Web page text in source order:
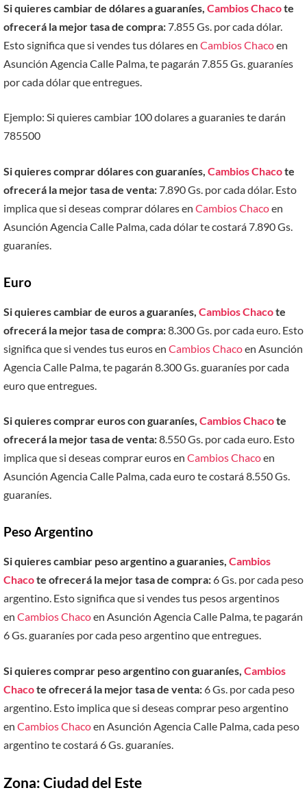
Si quieres cambiar de dólares a guaraníes, Cambios Chacote
ofrecerá la mejor tasa de compra:7.855 Gs. por cada dólar.
Esto significa que si vendes tus dólares en Cambios Chacoen
Asunción Agencia Calle Palma, te pagarán 7.855 Gs. guaraníes
por cada dólar que entregues.
Ejemplo: Si quieres cambiar 100 dolares a guaranies te darán
785500
Si quieres comprar dólares con guaraníes, Cambios Chacote
ofrecerá la mejor tasa de venta:7.890 Gs. por cada dólar. Esto
implica que si deseas comprar dólares en Cambios Chacoen
Asunción Agencia Calle Palma, cada dólar te costará 7.890 Gs.
guaraníes.
Euro
Si quieres cambiar de euros a guaraníes, Cambios Chacote
ofrecerá la mejor tasa de compra:8.300 Gs. por cada euro. Esto
significa que si vendes tus euros en Cambios Chacoen Asunción
Agencia Calle Palma, te pagarán 8.300 Gs. guaraníes por cada
euro que entregues.
Si quieres comprar euros con guaraníes, Cambios Chacote
ofrecerá la mejor tasa de venta:8.550 Gs. por cada euro. Esto
implica que si deseas comprar euros en Cambios Chacoen
Asunción Agencia Calle Palma, cada euro te costará 8.550 Gs.
guaraníes.
Peso Argentino
Si quieres cambiar peso argentino a guaranies, Cambios
Chacote ofrecerá la mejor tasa de compra:6 Gs. por cada peso
argentino. Esto significa que si vendes tus pesos argentinos
en Cambios Chacoen Asunción Agencia Calle Palma, te pagarán
6 Gs. guaraníes por cada peso argentino que entregues.
Si quieres comprar peso argentino con guaraníes, Cambios
Chacote ofrecerá la mejor tasa de venta:6 Gs. por cada peso
argentino. Esto implica que si deseas comprar peso argentino
en Cambios Chacoen Asunción Agencia Calle Palma, cada peso
argentino te costará 6 Gs. guaraníes.
Zona: Ciudad del Este